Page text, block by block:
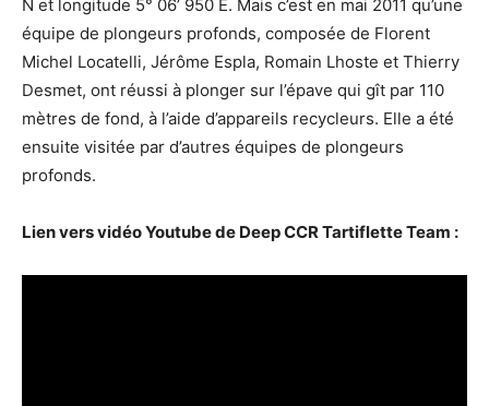
N et longitude 5° 06’ 950 E. Mais c’est en mai 2011 qu’une
équipe de plongeurs profonds, composée de Florent
Michel Locatelli, Jérôme Espla, Romain Lhoste et Thierry
Desmet, ont réussi à plonger sur l’épave qui gît par 110
mètres de fond, à l’aide d’appareils recycleurs. Elle a été
ensuite visitée par d’autres équipes de plongeurs
profonds.
Lien vers vidéo Youtube de Deep CCR Tartiflette Team :